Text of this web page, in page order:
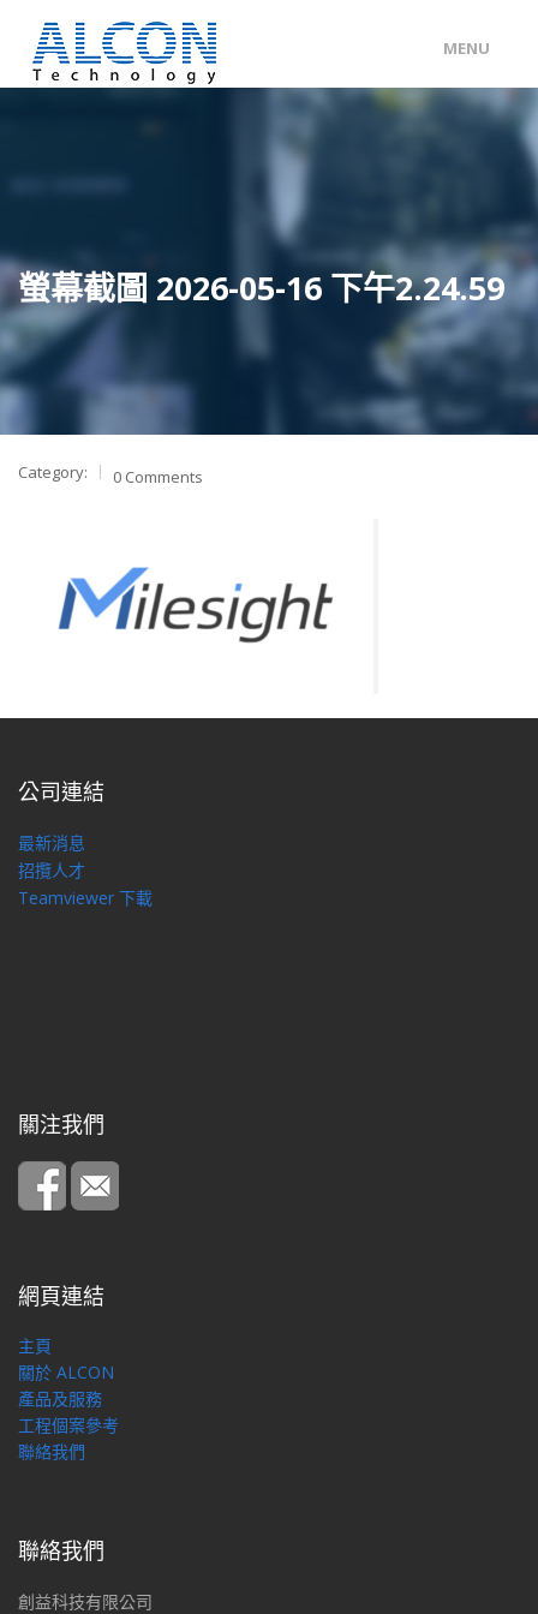
MENU
ENG / 中文
產品及服務
工程個案
聯絡我們
螢幕截圖 2026-05-16 下午2.24.59
Category: 0 Comments
公司連結
最新消息
招攬人才
Teamviewer 下載
關注我們
網頁連結
主頁
關於 ALCON
產品及服務
工程個案參考
聯絡我們
聯絡我們
創益科技有限公司